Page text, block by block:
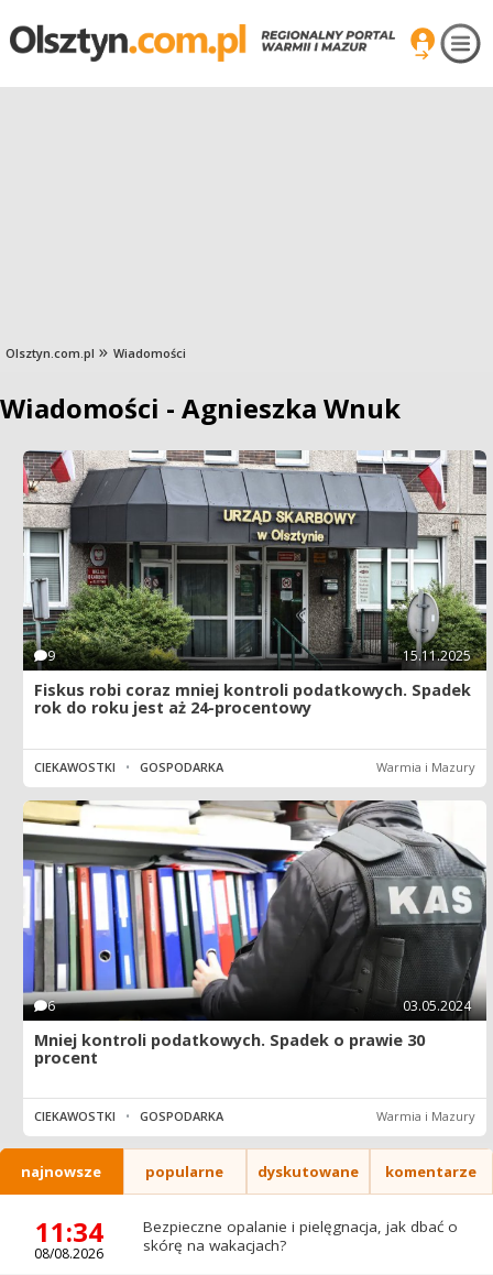
Olsztyn.com.pl Wiadomości
Wiadomości - Agnieszka Wnuk
9 15.11.2025
Fiskus robi coraz mniej kontroli podatkowych. Spadek
rok do roku jest aż 24-procentowy
CIEKAWOSTKI • GOSPODARKA Warmia i Mazury
6 03.05.2024
Mniej kontroli podatkowych. Spadek o prawie 30
procent
CIEKAWOSTKI • GOSPODARKA Warmia i Mazury
najnowsze popularne dyskutowane komentarze
11:34
08/08.2026
Bezpieczne opalanie i pielęgnacja, jak dbać o
skórę na wakacjach?